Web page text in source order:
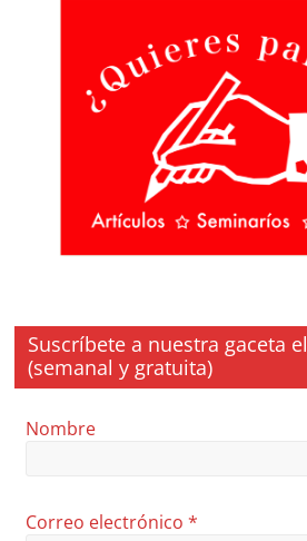
Suscríbete a nuestra gaceta
(semanal y gratuita)
Nombre
Correo electrónico*